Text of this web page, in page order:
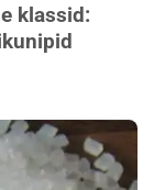
klassid: